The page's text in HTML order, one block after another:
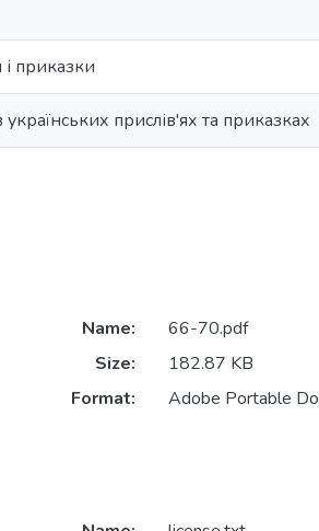
і приказки
прислів'ях та приказках
Name:
66-70.pdf
Size:
182.87 KB
Format:
Adobe Portable